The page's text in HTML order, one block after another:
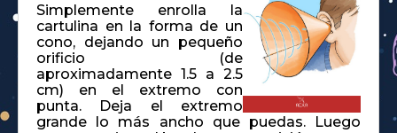
Simplemente enrolla la
cartulina en la forma de un
cono, dejando un pequeño
orificio (de
aproximadamente 1.5 a 2.5
cm) en el extremo con
punta. Deja el extremo
grande lo más ancho que puedas. Luego